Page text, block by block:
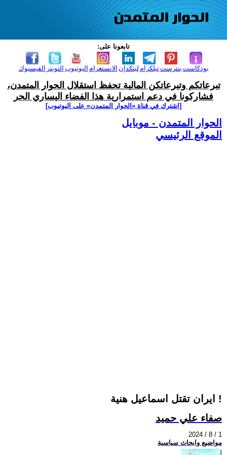
تابعونا على:
الفيسبوك التويتر اليوتيوب الانستغرام لينكدإن تيلكرامبنترست بودكاست
تبرعاتكم وتبرعاتكن المالية تحفظ استقلال الحوار المتمدن،
فشاركونا في دعم استمرارية هذا الفضاء اليساري الحر
[اشترك في قناة ‫«الحوار المتمدن» على اليوتيوب]
الحوار المتمدن - موبايل
الموقع الرئيسي
ايران تقتل اسماعيل هنية !
صفاء علي حميد
2024 / 8 / 1
مواضيع وابحاث سياسية